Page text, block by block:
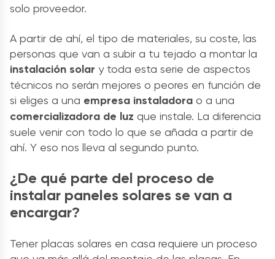
solo proveedor.
A partir de ahí, el tipo de materiales, su coste, las
personas que van a subir a tu tejado a montar la
instalación solar y toda esta serie de aspectos
técnicos no serán mejores o peores en función de
si eliges a una empresa instaladora o a una
comercializadora de luz que instale. La diferencia
suele venir con todo lo que se añada a partir de
ahí. Y eso nos lleva al segundo punto.
¿De qué parte del proceso de
instalar paneles solares se van a
encargar?
Tener placas solares en casa requiere un proceso